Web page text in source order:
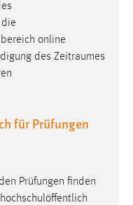
online
des Zeitraumes
für Prüfungen
Prüfungen finden
der Website.
mibew_locale, mibew-